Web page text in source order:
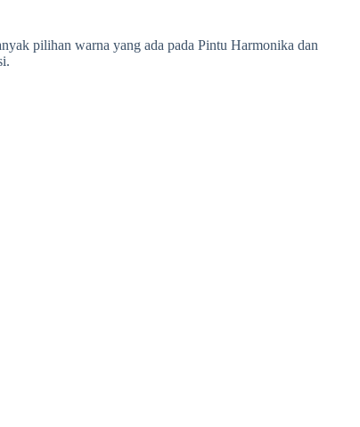
pilihan warna yang ada pada Pintu Harmonika dan